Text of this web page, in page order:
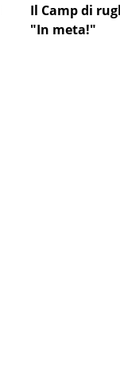
Il Camp di
"In meta!"